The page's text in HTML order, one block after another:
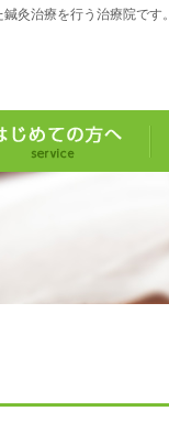
灸治療を行う治療院です